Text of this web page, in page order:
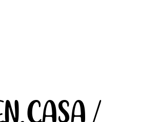
CASA /